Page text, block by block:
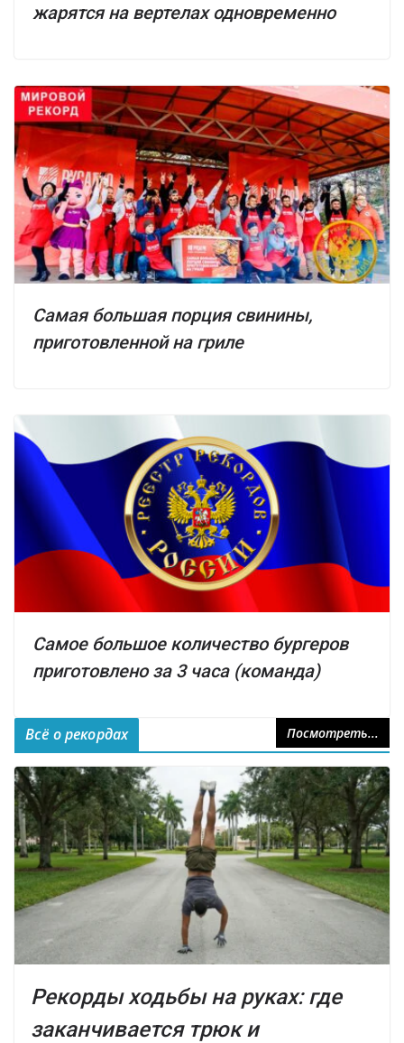
жарятся на вертелах одновременно
Самая большая порция свинины,
приготовленной на гриле
Самое большое количество бургеров
приготовлено за 3 часа (команда)
Всё о рекордах Посмотреть...
Рекорды ходьбы на руках: где
заканчивается трюк и